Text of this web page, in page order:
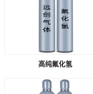
高纯氟化氢